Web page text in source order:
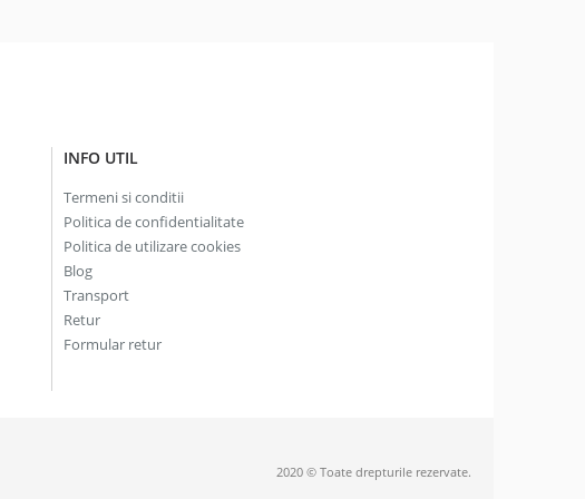
INFO UTIL
Termeni si conditii
Politica de confidentialitate
Politica de utilizare cookies
Blog
Transport
Retur
Formular retur
2020 © Toate drepturile rezervate.